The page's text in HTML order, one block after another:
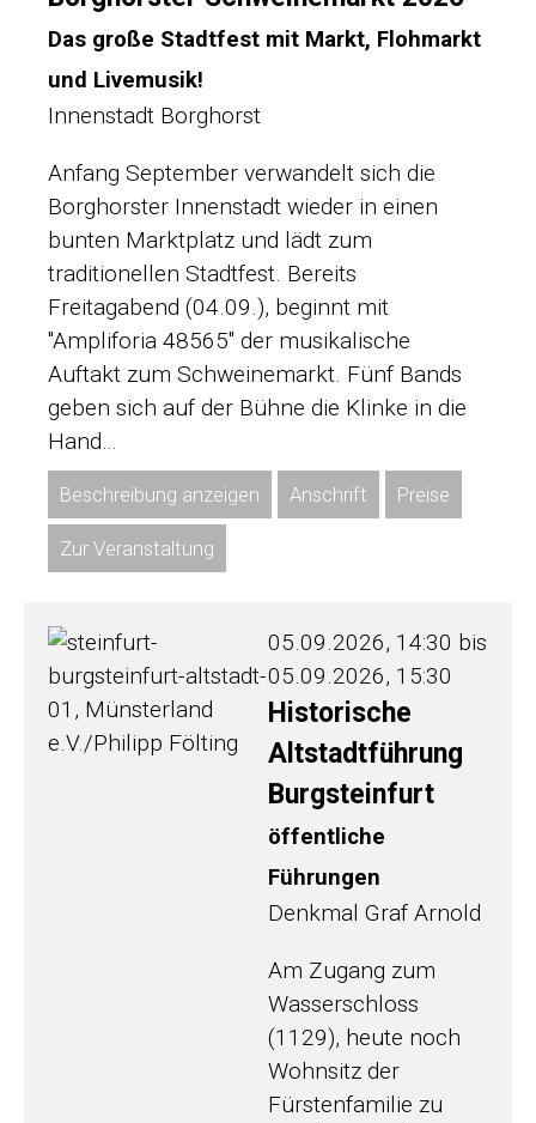
Das große Stadtfest mit Markt, Flohmarkt
und Livemusik!
Innenstadt Borghorst
Anfang September verwandelt sich die
Borghorster Innenstadt wieder in einen
bunten Marktplatz und lädt zum
traditionellen Stadtfest. Bereits
Freitagabend (04.09.), beginnt mit
"Ampliforia 48565" der musikalische
Auftakt zum Schweinemarkt. Fünf Bands
geben sich auf der Bühne die Klinke in die
Hand…
Beschreibung anzeigen Anschrift Preise
Zur Veranstaltung
05.09.2026, 14:30 bis
05.09.2026, 15:30
Historische
Altstadtführung
Burgsteinfurt
öffentliche
Führungen
Denkmal Graf Arnold
Am Zugang zum
Wasserschloss
(1129), heute noch
Wohnsitz der
Fürstenfamilie zu